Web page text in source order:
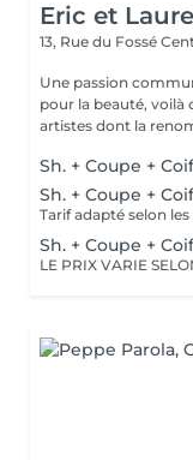
Eric et
13, Rue du Fossé
Une passion
pour la beauté, voilà
artistes dont la
Sh. + Coupe +
Sh. + Coupe +
Tarif adapté selon
Sh. + Coupe +